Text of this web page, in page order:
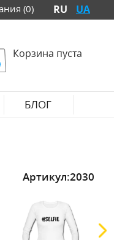
(0) RU UA
Корзина пуста
БЛОГ
Артикул:2030